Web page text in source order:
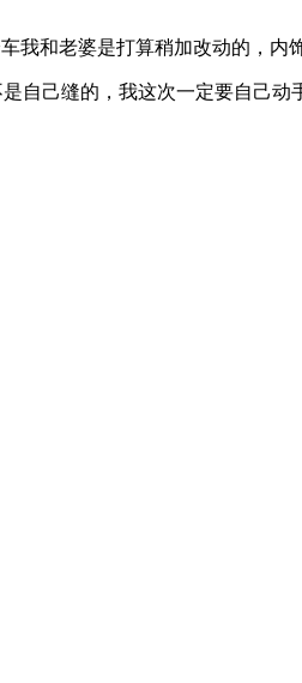
和老婆是打算稍加改动的，内
己缝的，我这次一定要自己动